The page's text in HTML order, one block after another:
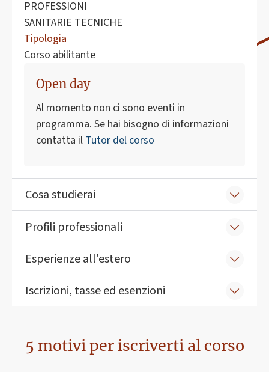
PROFESSIONI
SANITARIE TECNICHE
Tipologia
Corso abilitante
Open day
Al momento non ci sono eventi in
programma. Se hai bisogno di informazioni
contatta il Tutor del corso
Cosa studierai
Profili professionali
Esperienze all'estero
Iscrizioni, tasse ed esenzioni
5 motivi per iscriverti al corso